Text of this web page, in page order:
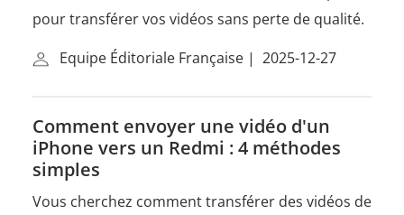
pour transférer vos vidéos sans perte de qualité.
Equipe Éditoriale Française | 2025-12-27
Comment envoyer une vidéo d'un
iPhone vers un Redmi : 4 méthodes
simples
Vous cherchez comment transférer des vidéos de